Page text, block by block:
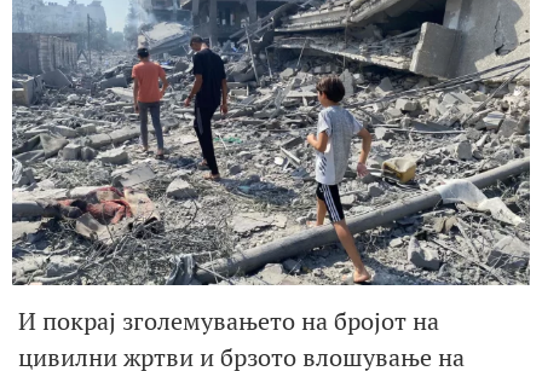
И покрај зголемувањето на бројот на
цивилни жртви и брзото влошување на